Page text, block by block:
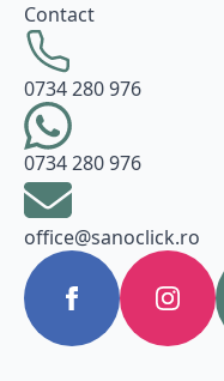
Contact
0734 280 976
0734 280 976
office@sanoclick.ro